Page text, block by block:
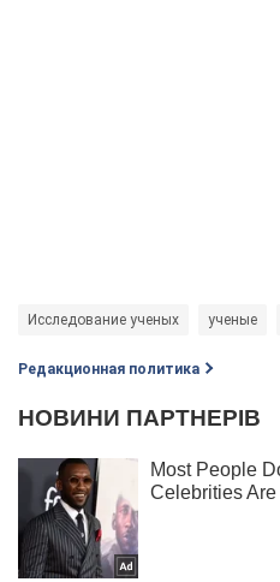
Исследование ученых ученые
Редакционная политика